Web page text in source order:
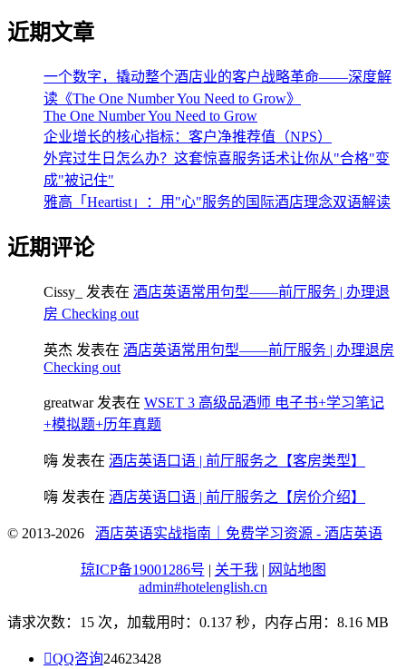
近期文章
一个数字，撬动整个酒店业的客户战略革命——深度解
读《The One Number You Need to Grow》
The One Number You Need to Grow
企业增长的核心指标：客户净推荐值（NPS）
外宾过生日怎么办？这套惊喜服务话术让你从"合格"变
成"被记住"
雅高「Heartist」：用"心"服务的国际酒店理念双语解读
近期评论
Cissy_ 发表在 酒店英语常用句型——前厅服务 | 办理退
房 Checking out
英杰 发表在 酒店英语常用句型——前厅服务 | 办理退房
Checking out
greatwar发表在 WSET 3 高级品酒师 电子书+学习笔记
+模拟题+历年真题
嗨 发表在 酒店英语口语 | 前厅服务之【客房类型】
嗨 发表在 酒店英语口语 | 前厅服务之【房价介绍】
© 2013-2026 酒店英语实战指南｜免费学习资源 - 酒店英语
琼ICP备19001286号 | 关于我 | 网站地图
admin#hotelenglish.cn
请求次数：15 次，加载用时：0.137 秒，内存占用：8.16 MB
QQ咨询24623428